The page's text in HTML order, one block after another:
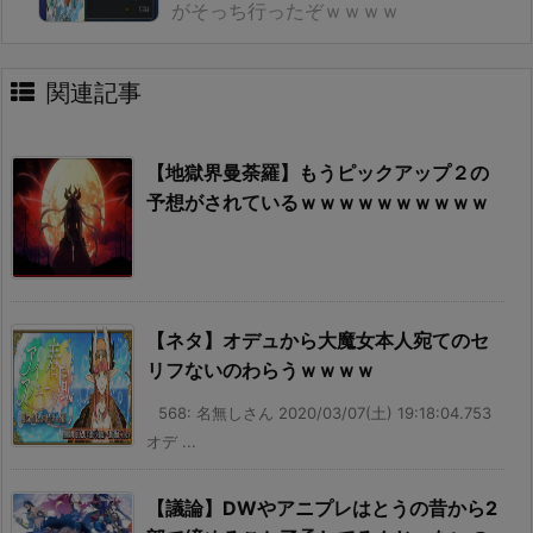
がそっち行ったぞｗｗｗｗ
関連記事
【地獄界曼荼羅】もうピックアップ２の
予想がされているｗｗｗｗｗｗｗｗｗｗ
【ネタ】オデュから大魔女本人宛てのセ
リフないのわらうｗｗｗｗ
568: 名無しさん 2020/03/07(土) 19:18:04.753
オデ ...
【議論】DWやアニプレはとうの昔から2